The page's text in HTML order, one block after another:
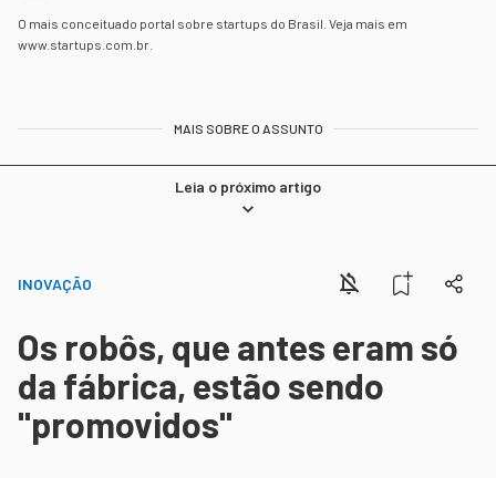
O mais conceituado portal sobre startups do Brasil. Veja mais em
www.startups.com.br.
MAIS SOBRE O ASSUNTO
Leia o próximo artigo
INOVAÇÃO
Os robôs, que antes eram só
da fábrica, estão sendo
"promovidos"